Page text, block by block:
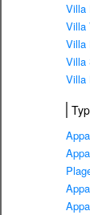
Villa
Villa
Villa
Villa
Villa